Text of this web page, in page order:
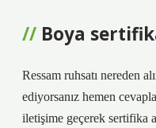
Boya
Ressam ruhsatı nereden
ediyorsanız hemen
iletişime geçerek sertifika